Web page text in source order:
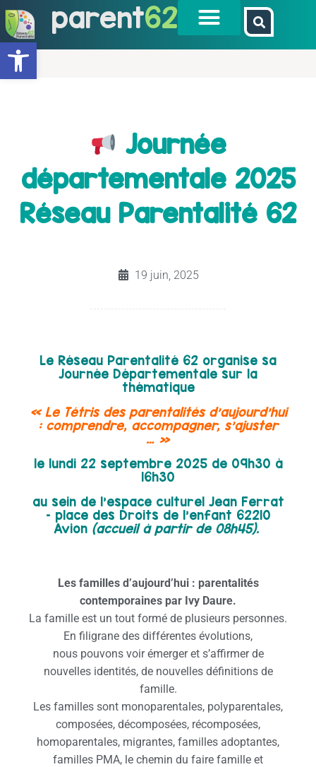
Ouvrir la barre d’outils
parent62
Journée
départementale 2025
Réseau Parentalité 62
19 juin, 2025
Le Réseau Parentalité 62 organise sa
Journée Départementale sur la
thématique
« Le Tétris des parentalités d’aujourd’hui
: comprendre, accompagner, s’ajuster
… »
le lundi 22 septembre 2025 de 09h30 à
16h30
au sein de l’espace culturel Jean Ferrat
– place des Droits de l’enfant 62210
Avion (accueil à partir de 08h45).
Les familles d’aujourd’hui : parentalités
contemporaines par Ivy Daure.
La famille est un tout formé de plusieurs personnes.
En filigrane des différentes évolutions,
nous pouvons voir émerger et s’affirmer de
nouvelles identités, de nouvelles définitions de
famille.
Les familles sont monoparentales, polyparentales,
composées, décomposées, récomposées,
homoparentales, migrantes, familles adoptantes,
familles PMA, le chemin du faire famille et